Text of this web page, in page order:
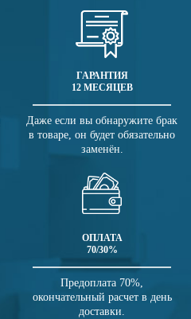
ГАРАНТИЯ
12 МЕСЯЦЕВ
Даже если вы обнаружите брак
в товаре, он будет обязательно
заменён.
ОПЛАТА
70/30%
Предоплата 70%,
окончательный расчет в день
доставки.